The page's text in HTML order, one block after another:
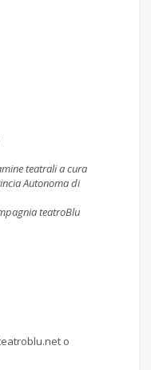
teatrali a cura
Autonoma di
teatroBlu
o